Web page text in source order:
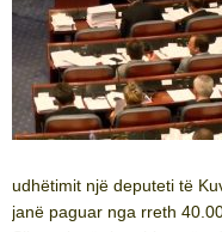
udhëtimit një deputeti të
janë paguar nga rreth